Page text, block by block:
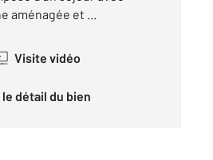
aménagée et ...
Visite vidéo
le détail du bien